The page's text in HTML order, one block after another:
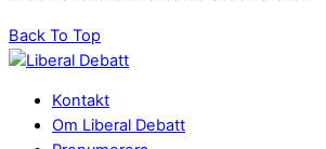
Back To Top
Kontakt
Om Liberal Debatt